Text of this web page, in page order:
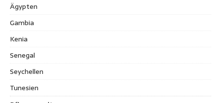
Ägypten
Gambia
Kenia
Senegal
Seychellen
Tunesien